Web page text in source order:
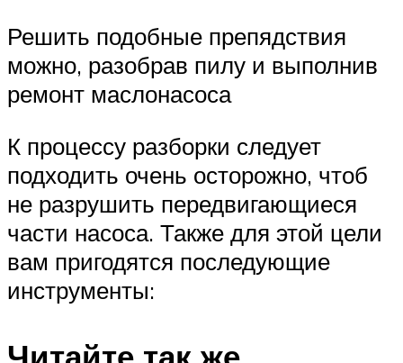
Решить подобные препядствия
можно, разобрав пилу и выполнив
ремонт маслонасоса
К процессу разборки следует
подходить очень осторожно, чтоб
не разрушить передвигающиеся
части насоса. Также для этой цели
вам пригодятся последующие
инструменты: